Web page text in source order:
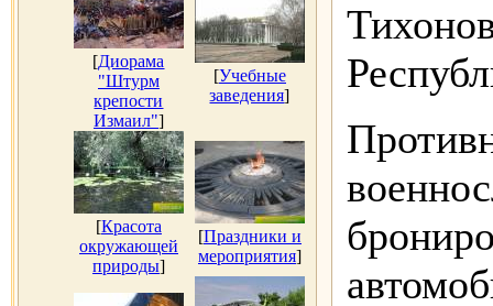
[Диорама
"Штурм
крепости
Измаил"]
[Учебные
заведения]
[Красота
окружающей
природы]
[Праздники и
мероприятия]